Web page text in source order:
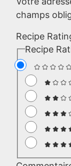
champs
Recipe
Recipe